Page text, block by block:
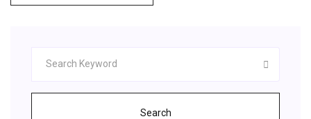
Search